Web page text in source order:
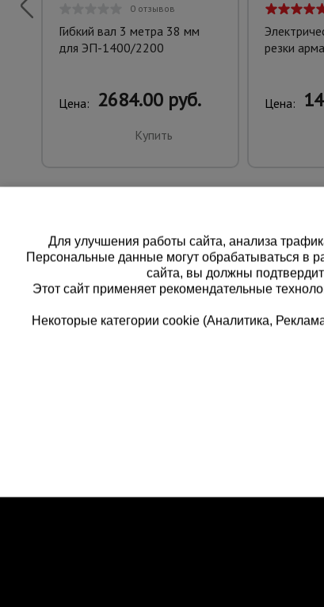
0 отзывов
Гибкий вал 3 метра 38 мм
для ЭП-1400/2200
Цена: 2684.00 руб.
Купить
резки
Цена:
Для улучшения работы сайта, анализа
Персональные данные могут обрабатываться в
сайта, вы должны
Этот сайт применяет рекомендательные
Некоторые категории cookie (Аналитика,